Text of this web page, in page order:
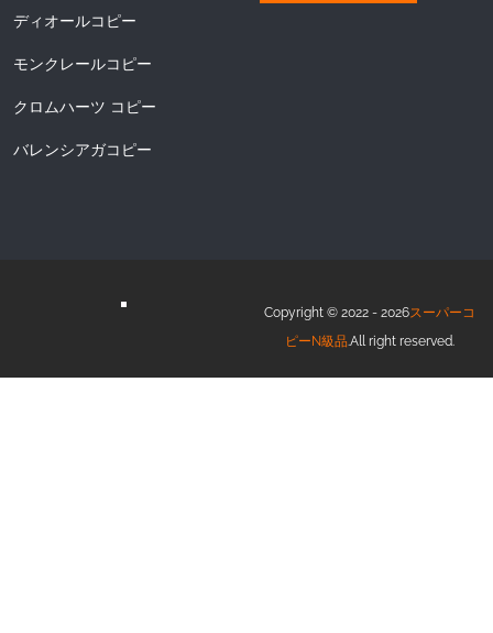
ディオールコピー
モンクレールコピー
クロムハーツ コピー
バレンシアガコピー
Copyright © 2022 - 2026スーパーコ
ピーN級品.All right reserved.